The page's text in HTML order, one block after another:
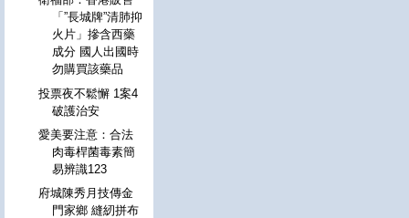
「”長城牌”清肺抑
火片」摻含西藥
成分 國人出國時
勿購買該藥品
投票夜不鬆懈 1案4
破護治安
愛美要注意：合法
肉毒桿菌毒素簡
易辨識123
府城陳秀月技傳金
門家鄉 縫紉拼布